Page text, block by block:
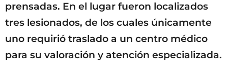
prensadas. En el lugar fueron localizados
tres lesionados, de los cuales únicamente
uno requirió traslado a un centro médico
para su valoración y atención especializada.